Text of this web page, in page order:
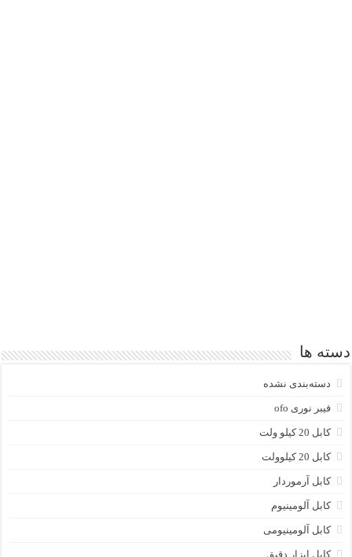
دسته ها
دسته‌بندی نشده
فیبر نوری ofo
کابل 20 کیلو ولت
کابل 20 کیلوولت
کابل آرموردار
کابل آلومینیوم
کابل آلومینیومی
کابل ابزار دقیق